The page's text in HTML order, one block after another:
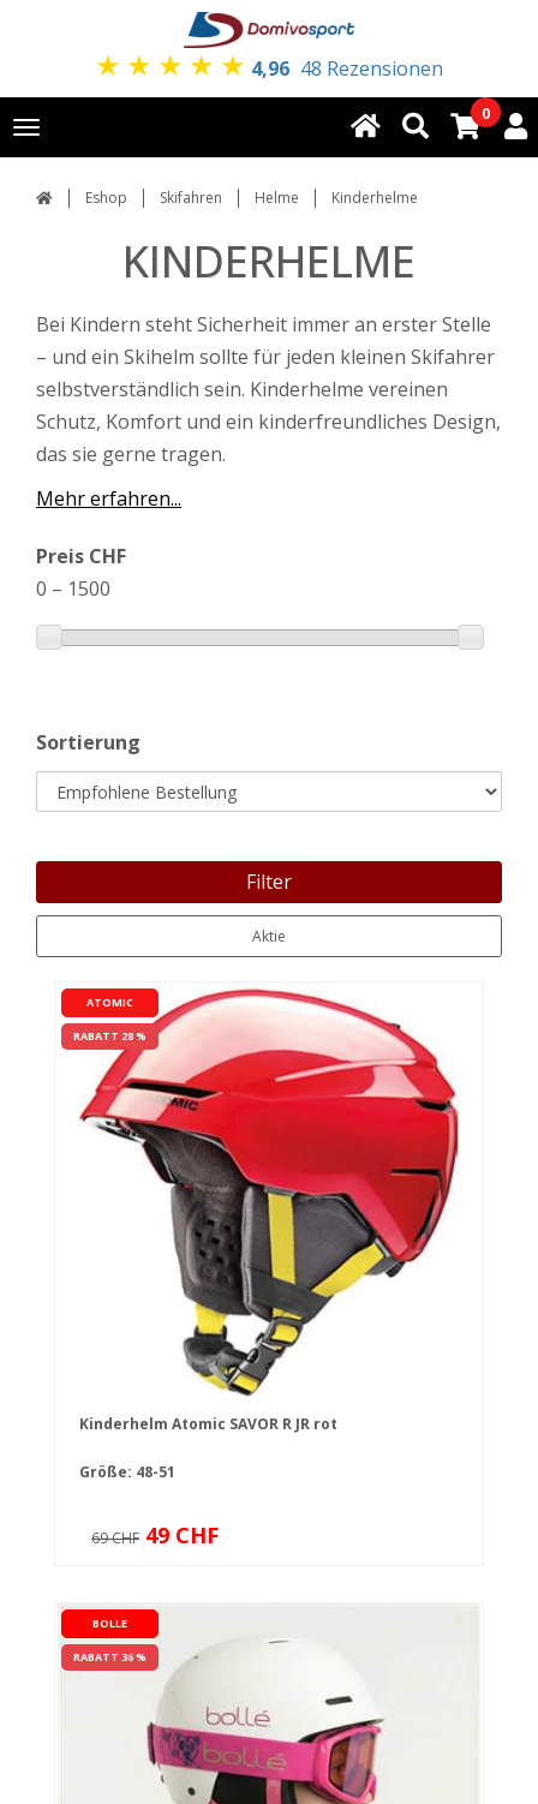
★ ★ ★ ★ ★ 4,96 48 Rezensionen
Toggle
navigation
0
Eshop Skifahren Helme Kinderhelme
KINDERHELME
Bei Kindern steht Sicherheit immer an erster Stelle
– und ein Skihelm sollte für jeden kleinen Skifahrer
selbstverständlich sein. Kinderhelme vereinen
Schutz, Komfort und ein kinderfreundliches Design,
das sie gerne tragen.
Mehr erfahren...
Preis CHF
0 – 1500
Sortierung
Filter
Aktie
ATOMIC
RABATT 28 %
Kinderhelm Atomic SAVOR R JR rot
Größe: 48-51
69 CHF 49 CHF
BOLLE
RABATT 36 %